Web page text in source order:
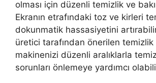
olması için düzenli temizlik ve
Ekranın etrafındaki toz ve kirleri
dokunmatik hassasiyetini
üretici tarafından önerilen temizlik
makinenizi düzenli aralıklarla
sorunları önlemeye yardımcı